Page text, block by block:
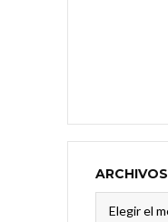
ARCHIVOS